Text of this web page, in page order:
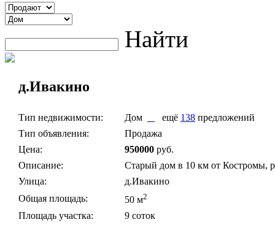
Найти
д.Ивакино
Тип недвижимости: Дом ещё 138 предложений
Тип объявления:
Продажа
Цена:
950000 руб.
Описание:
Старый дом в 10 км от Костромы,
Улица:
д.Ивакино
Общая площадь:
50 м2
Площадь участка:
9 соток